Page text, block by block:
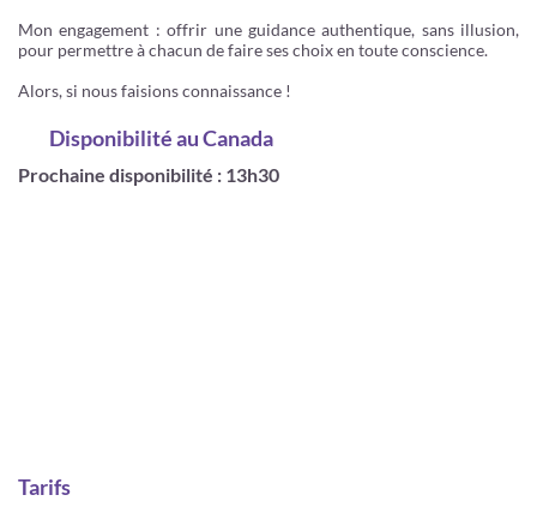
Mon engagement : offrir une guidance authentique, sans illusion,
pour permettre à chacun de faire ses choix en toute conscience.
Alors, si nous faisions connaissance !
Disponibilitéau Canada
Prochaine disponibilité : 13h30
Tarifs